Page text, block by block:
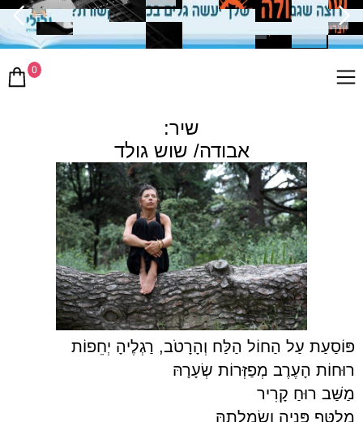
0
שיר:
אבודה/ שוש גולד
פּוֹסַעַת עַל הַחוֹל הַלַּח וְהָרָטֹב, רַגְלֶיהָ יְחֵפוֹת
רוּחוֹת הָעֶרֶב מְפַזְּרוֹת שְׂעָרָהּ
מַשַּׁב רוּחַ קָרִיר
מְלַטֵּף פָּנֶיהָ וְשִׂמְלָתָהּ